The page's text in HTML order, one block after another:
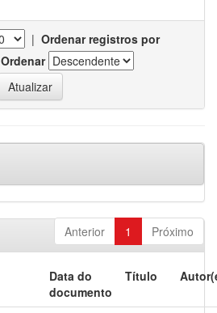
| Ordenar registros por
Ordenar
Anterior 1 Próximo
Data do
documento
Título